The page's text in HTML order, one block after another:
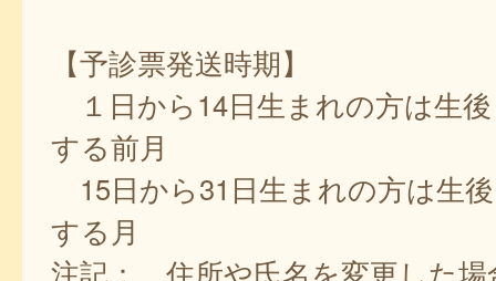
【予診票発送時期】
１日から14日生まれの方は生
する前月
15日から31日生まれの方は生
する月
注記： 住所や氏名を変更した場